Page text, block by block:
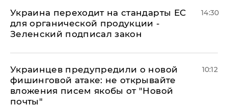
Украина переходит на стандарты ЕС
для органической продукции -
Зеленский подписал закон
14:30
Украинцев предупредили о новой
фишинговой атаке: не открывайте
вложения писем якобы от "Новой
почты"
10:12